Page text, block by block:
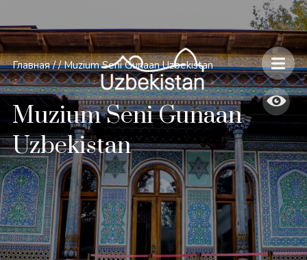
Главная / / Muzium Seni Gunaan Uzbekistan
Muzium Seni Gunaan
Uzbekistan